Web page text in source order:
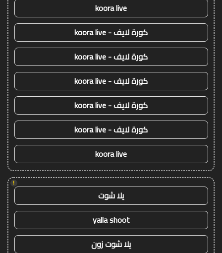
koora live
كورة لايف - koora live
كورة لايف - koora live
كورة لايف - koora live
كورة لايف - koora live
كورة لايف - koora live
koora live
!
يلا شوت
yalla shoot
يلا شوت زون